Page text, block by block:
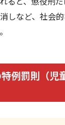
しなど、社会
例罰則（児